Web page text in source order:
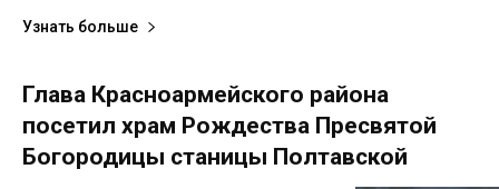
Узнать больше
Глава Красноармейского района
посетил храм Рождества Пресвятой
Богородицы станицы Полтавской